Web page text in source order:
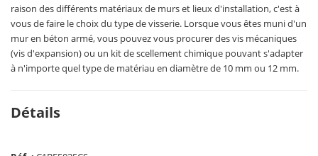
raison des différents matériaux de murs et lieux d'installation, c'est à
vous de faire le choix du type de visserie. Lorsque vous êtes muni d'un
mur en béton armé, vous pouvez vous procurer des vis mécaniques
(vis d'expansion) ou un kit de scellement chimique pouvant s'adapter
à n'importe quel type de matériau en diamètre de 10 mm ou 12 mm.
Détails